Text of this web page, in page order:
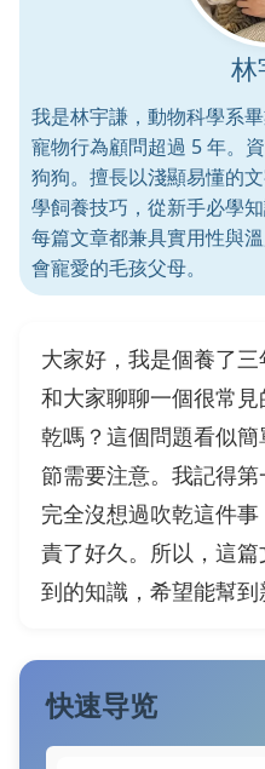
林
我是林宇謙，動物科學系
寵物行為顧問超過 5 年。
狗狗。擅長以淺顯易懂的
學飼養技巧，從新手必學
每篇文章都兼具實用性與
會寵愛的毛孩父母。
大家好，我是個養了
和大家聊聊一個很常
乾嗎？這個問題看似
節需要注意。我記得第
完全沒想過吹乾這件
責了好久。所以，這
到的知識，希望能幫到
快速导览